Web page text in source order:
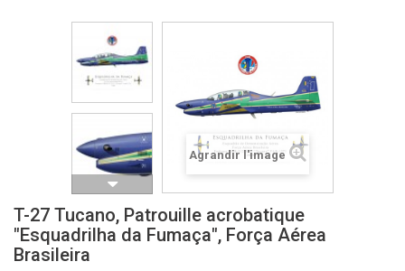
Agrandir l'image
T-27 Tucano, Patrouille acrobatique
"Esquadrilha da Fumaça", Força Aérea
Brasileira